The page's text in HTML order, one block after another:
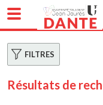
FILTRES
Résultats de